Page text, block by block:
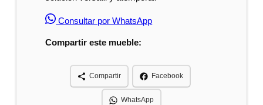
Consultar por WhatsApp
Compartir este mueble:
Compartir Facebook
WhatsApp